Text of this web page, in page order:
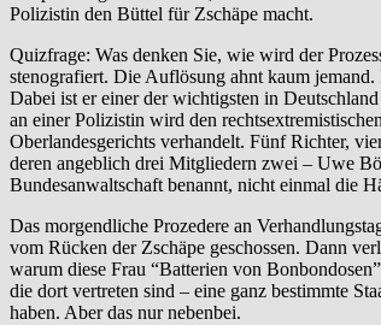
Polizistin den Büttel für Zschäpe macht.
Quizfrage: Was denken Sie, wie wird der
stenografiert. Die Auflösung ahnt kaum
Dabei ist er einer der wichtigsten in
an einer Polizistin wird den
Oberlandesgerichts verhandelt. Fünf Richter,
deren angeblich drei Mitgliedern zwei – Uwe
Bundesanwaltschaft benannt, nicht einmal die
Das morgendliche Prozedere an
vom Rücken der Zschäpe geschossen. Dann
warum diese Frau “Batterien von
die dort vertreten sind – eine ganz bestimmte
haben. Aber das nur nebenbei.